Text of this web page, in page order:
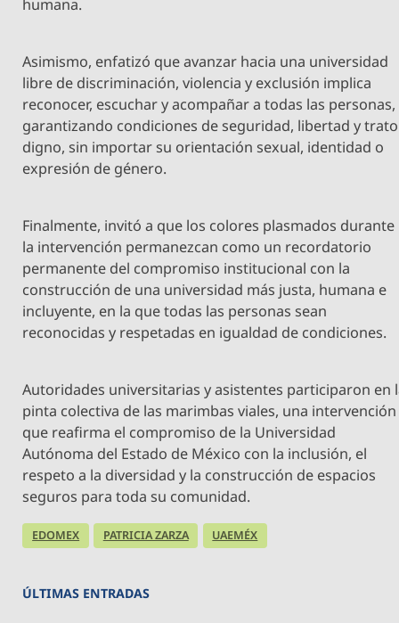
humana.
Asimismo, enfatizó que avanzar hacia una universidad
libre de discriminación, violencia y exclusión implica
reconocer, escuchar y acompañar a todas las personas,
garantizando condiciones de seguridad, libertad y trato
digno, sin importar su orientación sexual, identidad o
expresión de género.
Finalmente, invitó a que los colores plasmados durante
la intervención permanezcan como un recordatorio
permanente del compromiso institucional con la
construcción de una universidad más justa, humana e
incluyente, en la que todas las personas sean
reconocidas y respetadas en igualdad de condiciones.
Autoridades universitarias y asistentes participaron en
pinta colectiva de las marimbas viales, una intervención
que reafirma el compromiso de la Universidad
Autónoma del Estado de México con la inclusión, el
respeto a la diversidad y la construcción de espacios
seguros para toda su comunidad.
EDOMEX PATRICIA ZARZA UAEMÉX
ÚLTIMAS ENTRADAS